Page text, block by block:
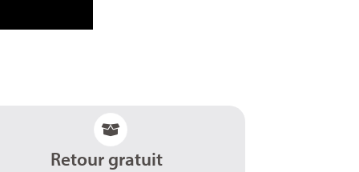
Retour gratuit